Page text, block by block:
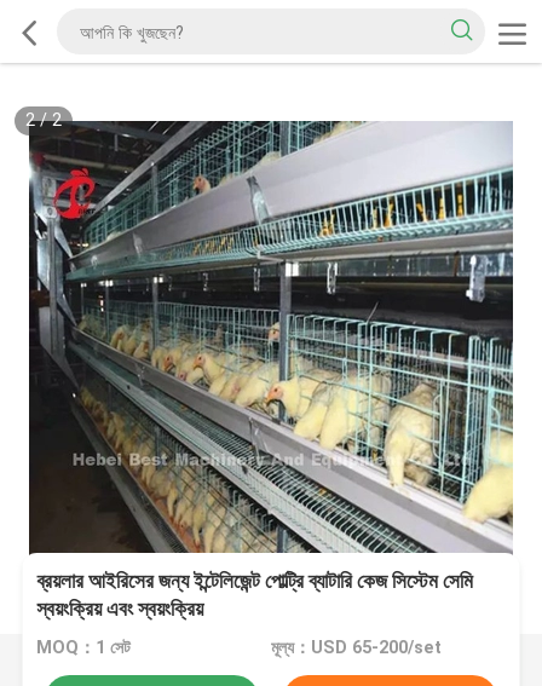
2/2
ব্রয়লার আইরিসের জন্য ইন্টেলিজেন্ট পোল্ট্রি ব্যাটারি কেজ সিস্টেম সেমি
স্বয়ংক্রিয় এবং স্বয়ংক্রিয়
MOQ：1 সেট মূল্য：USD 65-200/set